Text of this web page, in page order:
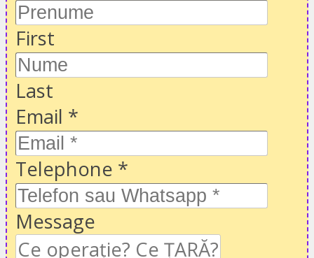
First
Last
Email *
Telephone *
Message